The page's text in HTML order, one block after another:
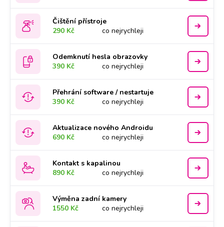
Čištění přístroje
290 Kč
co nejrychleji
Odemknutí hesla obrazovky
390 Kč
co nejrychleji
Přehrání software / nestartuje
390 Kč
co nejrychleji
Aktualizace nového Androidu
690 Kč
co nejrychleji
Kontakt s kapalinou
890 Kč
co nejrychleji
Výměna zadní kamery
1550 Kč
co nejrychleji